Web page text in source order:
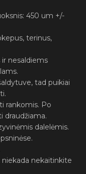
450 um +/-
terinus,
ir nesaldiems
tad puikiai
rankomis. Po
draudžiama.
dalelėmis.
nekaitinkite